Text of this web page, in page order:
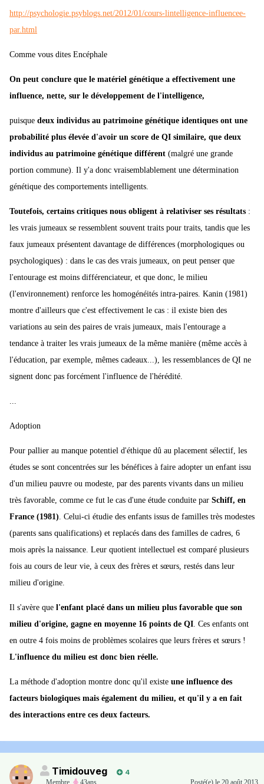
http://psychologie.psyblogs.net/2012/01/cours-lintelligence-influencee-
par.html
Comme vous dites Encéphale
On peut conclure que le matériel génétique a effectivement une
influence, nette, sur le développement de l'intelligence,
puisque deux individus au patrimoine génétique identiques ont une
probabilité plus élevée d'avoir un score de QI similaire, que deux
individus au patrimoine génétique différent (malgré une grande
portion commune). Il y'a donc vraisemblablement une détermination
génétique des comportements intelligents.
Toutefois, certains critiques nous obligent à relativiser ses résultats :
les vrais jumeaux se ressemblent souvent traits pour traits, tandis que les
faux jumeaux présentent davantage de différences (morphologiques ou
psychologiques) : dans le cas des vrais jumeaux, on peut penser que
l'entourage est moins différenciateur, et que donc, le milieu
(l'environnement) renforce les homogénéités intra-paires. Kanin (1981)
montre d'ailleurs que c'est effectivement le cas : il existe bien des
variations au sein des paires de vrais jumeaux, mais l'entourage a
tendance à traiter les vrais jumeaux de la même manière (même accès à
l'éducation, par exemple, mêmes cadeaux...), les ressemblances de QI ne
signent donc pas forcément l'influence de l'hérédité.
...
Adoption
Pour pallier au manque potentiel d'éthique dû au placement sélectif, les
études se sont concentrées sur les bénéfices à faire adopter un enfant issu
d'un milieu pauvre ou modeste, par des parents vivants dans un milieu
très favorable, comme ce fut le cas d'une étude conduite par Schiff, en
France (1981). Celui-ci étudie des enfants issus de familles très modestes
(parents sans qualifications) et replacés dans des familles de cadres, 6
mois après la naissance. Leur quotient intellectuel est comparé plusieurs
fois au cours de leur vie, à ceux des frères et sœurs, restés dans leur
milieu d'origine.
Il s'avère que l'enfant placé dans un milieu plus favorable que son
milieu d'origine, gagne en moyenne 16 points de QI. Ces enfants ont
en outre 4 fois moins de problèmes scolaires que leurs frères et sœurs !
L'influence du milieu est donc bien réelle.
La méthode d'adoption montre donc qu'il existe une influence des
facteurs biologiques mais également du milieu, et qu'il y a en fait
des interactions entre ces deux facteurs.
Timidouveg
4